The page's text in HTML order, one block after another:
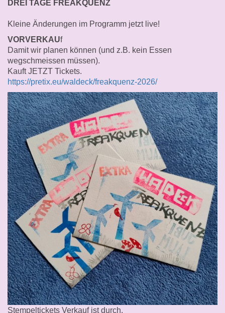
DREI TAGE FREAKQUENZ
Kleine Änderungen im Programm jetzt live!
VORVERKAUf
Damit wir planen können (und z.B. kein Essen
wegschmeissen müssen).
Kauft JETZT Tickets.
https://pretix.eu/waldeck/freakquenz-2026/
Stempeltickets Verkauf ist durch.